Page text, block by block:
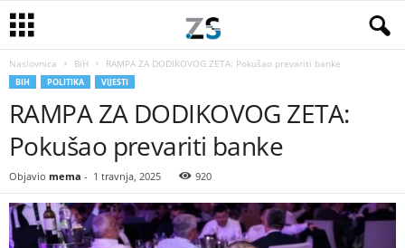
Naslovnica BiH RAMPA ZA DODIKOVOG ZETA: Pokušao prevariti banke
BIH POLITIKA VIJESTI
RAMPA ZA DODIKOVOG ZETA:
Pokušao prevariti banke
Objavio mema - 1 travnja, 2025 920